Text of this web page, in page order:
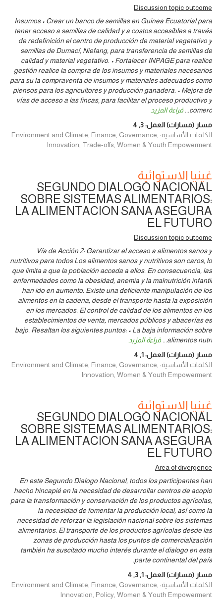
Discussion topic outcome
Insumos • Crear un banco de semillas en Guinea Ecuatorial para
tener acceso a semillas de calidad y a costos accesibles a través
de redefinición el centro de producción de material vegetativo y
semillas de Dumací, Niefang, para transferencia de semillas de
calidad y material vegetativo. • Fortalecer INPAGE para realice
gestión realice la compra de los insumos y materiales necesarios
para su la compraventa de insumos y materiales adecuados como
piensos para los agricultores y producción ganadera. • Mejora de
vías de acceso a las fincas, para facilitar el proceso productivo y
comerc
... قراءة المزيد
مسار (مسارات) العمل:3
,
4
الكلمات الأساسية: Environment and Climate, Finance, Governance,
Innovation, Trade-offs, Women & Youth Empowerment
غينيا الاستوائية
SEGUNDO DIALOGO NACIONAL
SOBRE SISTEMAS ALIMENTARIOS:
LA ALIMENTACION SANA ASEGURA
EL FUTURO
Discussion topic outcome
Vía de Acción 2: Garantizar el acceso a alimentos sanos y
nutritivos para todos Los alimentos sanos y nutritivos son caros, lo
que limita a que la población acceda a ellos. En consecuencia, las
enfermedades como la obesidad, anemia y la malnutrición infantil
han ido en aumento. Existe una deficiente manipulación de los
alimentos en la cadena, desde el transporte hasta la exposición
en los mercados. El control de calidad de los alimentos en los
establecimientos de venta, mercados públicos y abacerías es
bajo. Resaltan los siguientes puntos: • La baja información sobre
alimentos nutri
... قراءة المزيد
مسار (مسارات) العمل:1
,
4
الكلمات الأساسية: Environment and Climate, Finance, Governance,
Innovation, Women & Youth Empowerment
غينيا الاستوائية
SEGUNDO DIALOGO NACIONAL
SOBRE SISTEMAS ALIMENTARIOS:
LA ALIMENTACION SANA ASEGURA
EL FUTURO
Area of divergence
En este Segundo Dialogo Nacional, todos los participantes han
hecho hincapié en la necesidad de desarrollar centros de acopio
para la transformación y conservación de los productos agrícolas,
la necesidad de fomentar la producción local, así como la
necesidad de reforzar la legislación nacional sobre los sistemas
alimentarios. El transporte de los productos agrícolas desde las
zonas de producción hasta los puntos de comercialización
también ha suscitado mucho interés durante el dialogo en esta
parte continental del país.
مسار (مسارات) العمل:1
,
3
,
4
الكلمات الأساسية: Environment and Climate, Finance, Governance,
Innovation, Policy, Women & Youth Empowerment